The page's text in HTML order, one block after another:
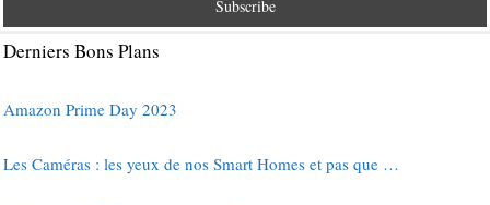
Derniers Bons Plans
Amazon Prime Day 2023
Les Caméras : les yeux de nos Smart Homes et pas que …